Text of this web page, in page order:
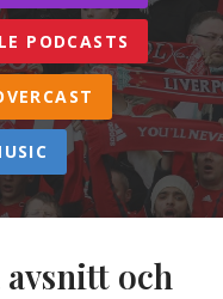
PODCASTS
och